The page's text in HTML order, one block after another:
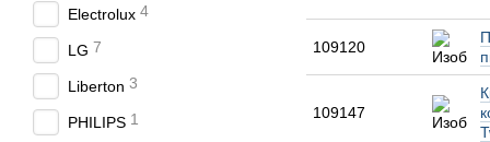
109120
109147
Electrolux 4
LG 7
Liberton 3
PHILIPS 1